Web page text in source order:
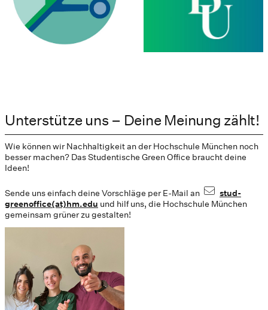
Unterstütze uns – Deine Meinung zählt!
Wie können wir Nachhaltigkeit an der Hochschule München noch
besser machen? Das Studentische Green Office braucht deine
Ideen!
Sende uns einfach deine Vorschläge per E-Mail an
stud-
greenoffice(at)hm.edu und hilf uns, die Hochschule München
gemeinsam grüner zu gestalten!